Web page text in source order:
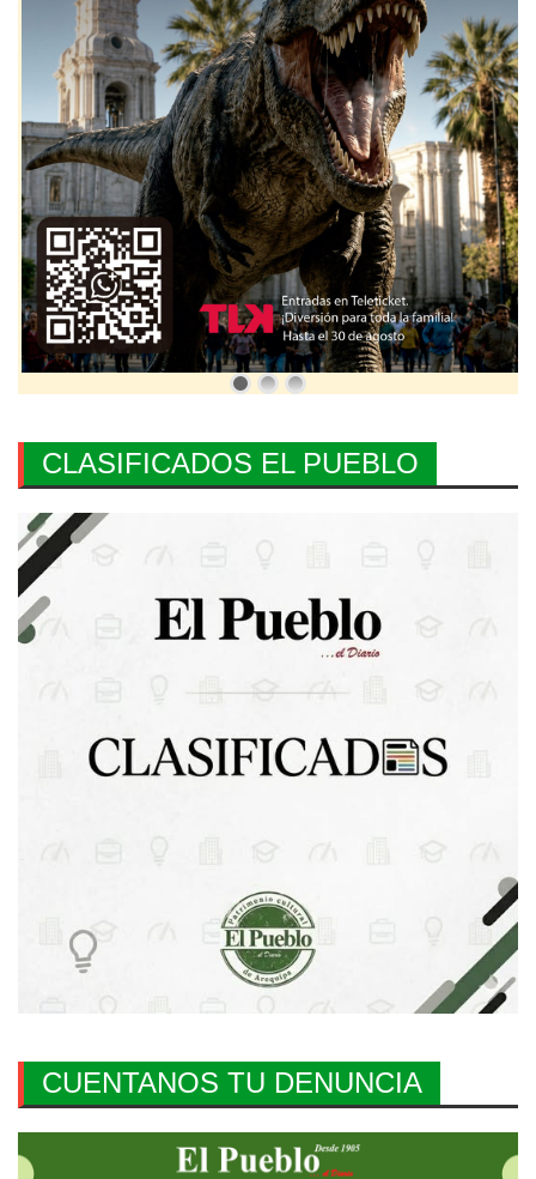
CLASIFICADOS EL PUEBLO
CUENTANOS TU DENUNCIA